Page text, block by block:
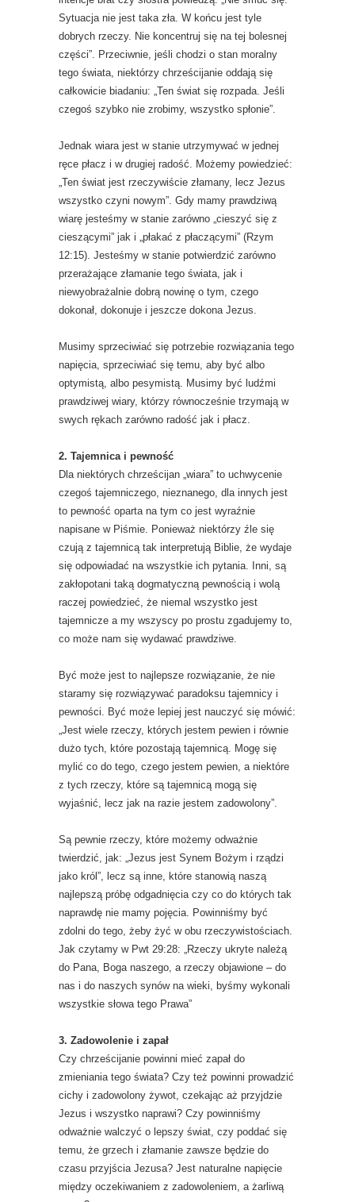
Sytuacja nie jest taka zła. W końcu jest tyle
dobrych rzeczy. Nie koncentruj się na tej bolesnej
części”. Przeciwnie, jeśli chodzi o stan moralny
tego świata, niektórzy chrześcijanie oddają się
całkowicie biadaniu: „Ten świat się rozpada. Jeśli
czegoś szybko nie zrobimy, wszystko spłonie”.
Jednak wiara jest w stanie utrzymywać w jednej
ręce płacz i w drugiej radość. Możemy powiedzieć:
„Ten świat jest rzeczywiście złamany, lecz Jezus
wszystko czyni nowym”. Gdy mamy prawdziwą
wiarę jesteśmy w stanie zarówno „cieszyć się z
cieszącymi” jak i „płakać z płaczącymi” (Rzym
12:15). Jesteśmy w stanie potwierdzić zarówno
przerażające złamanie tego świata, jak i
niewyobrażalnie dobrą nowinę o tym, czego
dokonał, dokonuje i jeszcze dokona Jezus.
Musimy sprzeciwiać się potrzebie rozwiązania tego
napięcia, sprzeciwiać się temu, aby być albo
optymistą, albo pesymistą. Musimy być ludźmi
prawdziwej wiary, którzy równocześnie trzymają w
swych rękach zarówno radość jak i płacz.
2. Tajemnica i pewność
Dla niektórych chrześcijan „wiara” to uchwycenie
czegoś tajemniczego, nieznanego, dla innych jest
to pewność oparta na tym co jest wyraźnie
napisane w Piśmie. Ponieważ niektórzy źle się
czują z tajemnicą tak interpretują Biblie, że wydaje
się odpowiadać na wszystkie ich pytania. Inni, są
zakłopotani taką dogmatyczną pewnością i wolą
raczej powiedzieć, że niemal wszystko jest
tajemnicze a my wszyscy po prostu zgadujemy to,
co może nam się wydawać prawdziwe.
Być może jest to najlepsze rozwiązanie, że nie
staramy się rozwiązywać paradoksu tajemnicy i
pewności. Być może lepiej jest nauczyć się mówić:
„Jest wiele rzeczy, których jestem pewien i równie
dużo tych, które pozostają tajemnicą. Mogę się
mylić co do tego, czego jestem pewien, a niektóre
z tych rzeczy, które są tajemnicą mogą się
wyjaśnić, lecz jak na razie jestem zadowolony”.
Są pewnie rzeczy, które możemy odważnie
twierdzić, jak: „Jezus jest Synem Bożym i rządzi
jako król”, lecz są inne, które stanowią naszą
najlepszą próbę odgadnięcia czy co do których tak
naprawdę nie mamy pojęcia. Powinniśmy być
zdolni do tego, żeby żyć w obu rzeczywistościach.
Jak czytamy w Pwt 29:28: „Rzeczy ukryte należą
do Pana, Boga naszego, a rzeczy objawione – do
nas i do naszych synów na wieki, byśmy wykonali
wszystkie słowa tego Prawa”
3. Zadowolenie i zapał
Czy chrześcijanie powinni mieć zapał do
zmieniania tego świata? Czy też powinni prowadzić
cichy i zadowolony żywot, czekając aż przyjdzie
Jezus i wszystko naprawi? Czy powinniśmy
odważnie walczyć o lepszy świat, czy poddać się
temu, że grzech i złamanie zawsze będzie do
czasu przyjścia Jezusa? Jest naturalne napięcie
między oczekiwaniem z zadowoleniem, a żarliwą